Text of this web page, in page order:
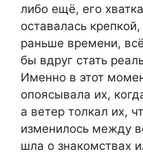
либо ещё, его
оставалась
раньше времени,
бы вдруг стать
Именно в этот
опоясывала их,
а ветер толкал их,
изменилось между
шла о знакомствах